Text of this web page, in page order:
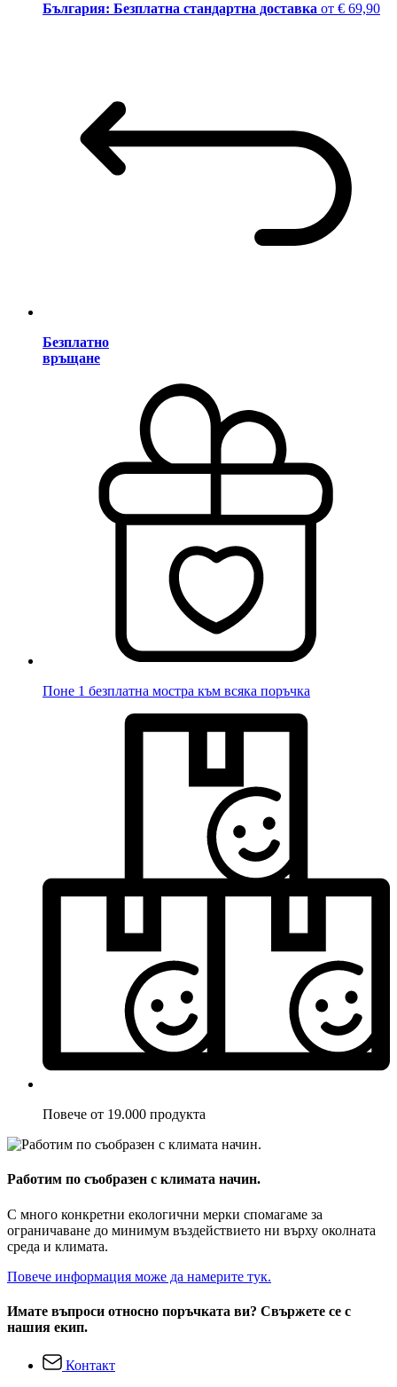
България: Безплатна стандартна доставка от € 69,90
Безплатно
връщане
Поне 1 безплатна мостра към всяка поръчка
Повече от 19.000 продукта
Работим по съобразен с климата начин.
С много конкретни екологични мерки спомагаме за
ограничаване до минимум въздействието ни върху околната
среда и климата.
Повече информация може да намерите тук.
Имате въпроси относно поръчката ви? Свържете се с
нашия екип.
Контакт